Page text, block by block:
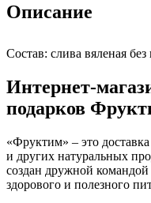
Описание
Состав: слива вяленая без
Интернет-
подарков
«Фруктим» – это
и других натуральных
создан дружной командой
здорового и полезного